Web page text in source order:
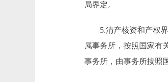
局界定。
5.清产核资和产权界
属事务所，按照国家有
事务所，由事务所按照